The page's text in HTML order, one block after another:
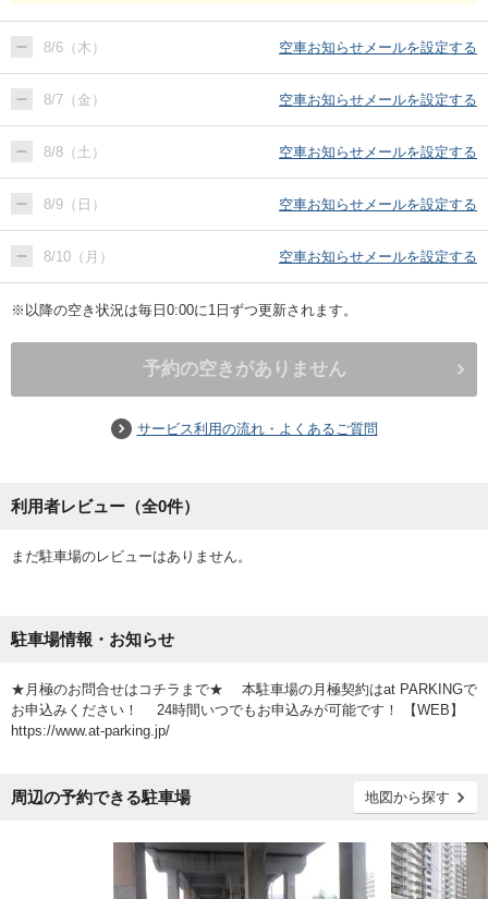
8/6（木） 空車お知らせメールを設定する
8/7（金） 空車お知らせメールを設定する
8/8（土） 空車お知らせメールを設定する
8/9（日） 空車お知らせメールを設定する
8/10（月） 空車お知らせメールを設定する
※以降の空き状況は毎日0:00に1日ずつ更新されます。
予約の空きがありません
サービス利用の流れ・よくあるご質問
利用者レビュー（全0件）
まだ駐車場のレビューはありません。
駐車場情報・お知らせ
★月極のお問合せはコチラまで★ 本駐車場の月極契約はat PARKINGで
お申込みください！ 24時間いつでもお申込みが可能です！ 【WEB】
https://www.at-parking.jp/
周辺の予約できる駐車場 地図から探す